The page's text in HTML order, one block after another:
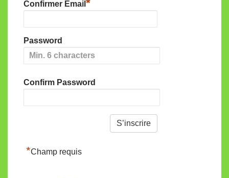
Confirmer Email *
Password
Confirm Password
*Champ requis